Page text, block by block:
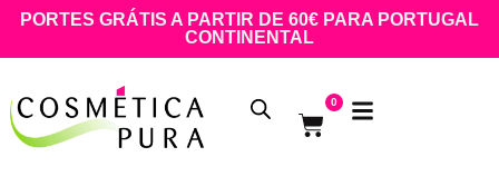
PORTES GRÁTIS A PARTIR DE 60€ PARA PORTUGAL
CONTINENTAL
0